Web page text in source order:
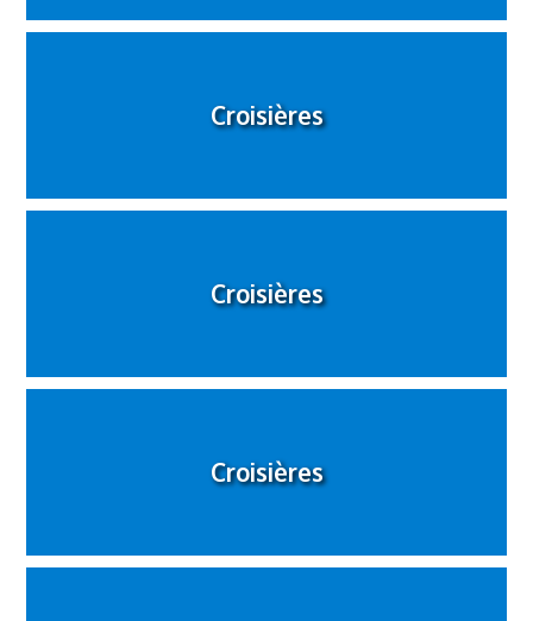
Croisières
Croisières
Croisières